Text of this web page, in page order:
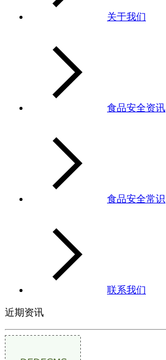
关于我们
食品安全资讯
食品安全常识
联系我们
近期资讯